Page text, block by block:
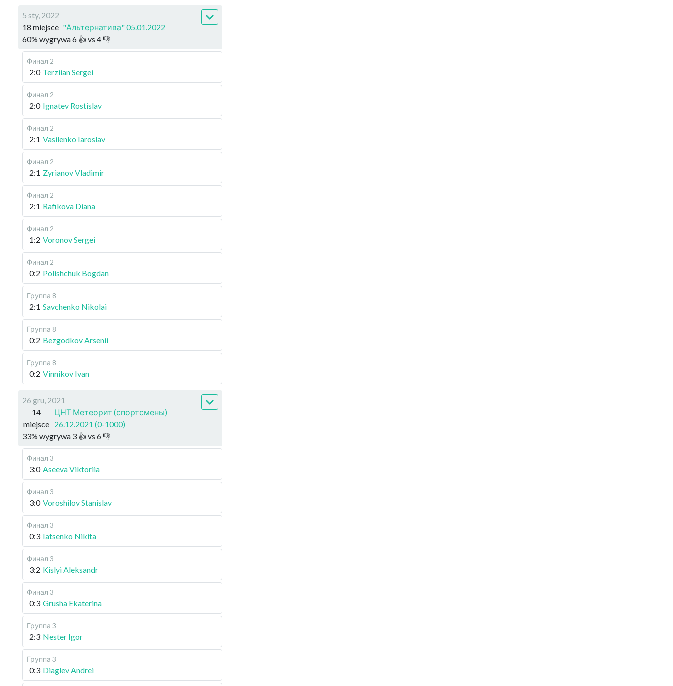
5 sty, 2022
18 miejsce "Альтернатива" 05.01.2022
60% wygrywa6 👍 vs 4👎
Финал 2
2:0 Terziian Sergei
Финал 2
2:0 Ignatev Rostislav
Финал 2
2:1 Vasilenko Iaroslav
Финал 2
2:1 Zyrianov Vladimir
Финал 2
2:1 Rafikova Diana
Финал 2
1:2 Voronov Sergei
Финал 2
0:2 Polishchuk Bogdan
Группа 8
2:1 Savchenko Nikolai
Группа 8
0:2 Bezgodkov Arsenii
Группа 8
0:2 Vinnikov Ivan
26 gru, 2021
14
miejsce
ЦНТ Метеорит (спортсмены)
26.12.2021 (0-1000)
33% wygrywa 3 👍 vs 6👎
Финал 3
3:0 Aseeva Viktoriia
Финал 3
3:0 Voroshilov Stanislav
Финал 3
0:3 Iatsenko Nikita
Финал 3
3:2 Kislyi Aleksandr
Финал 3
0:3 Grusha Ekaterina
Группа 3
2:3 Nester Igor
Группа 3
0:3 Diaglev Andrei